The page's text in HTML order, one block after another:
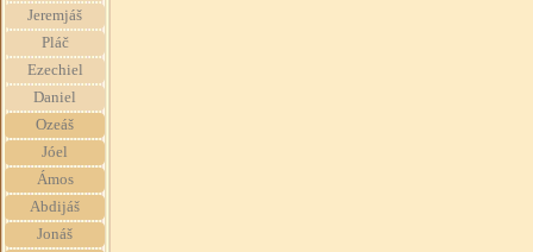
Jeremjáš
Pláč
Ezechiel
Daniel
Ozeáš
Jóel
Ámos
Abdijáš
Jonáš